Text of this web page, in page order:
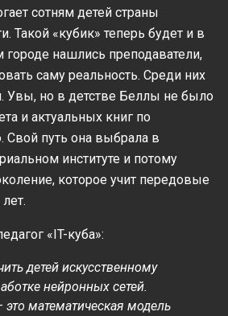
сотням детей страны
Такой «кубик» теперь будет и в
нашлись преподаватели,
саму реальность. Среди них
Увы, но в детстве Беллы не было
и актуальных книг по
путь она выбрала в
институте и потому
которое учит передовые
«IT-куба»:
детей искусственному
нейронных сетей.
математическая модель